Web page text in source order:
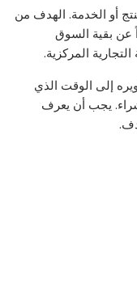
أو الخدمة. الهدف من
عن بقية السوق
المركزية.
إلى الوقت الذي
يجب أن يعرف